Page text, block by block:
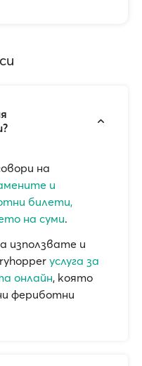
на
и
билети,
на суми.
използвате и
услуга за
онлайн, която
фериботни